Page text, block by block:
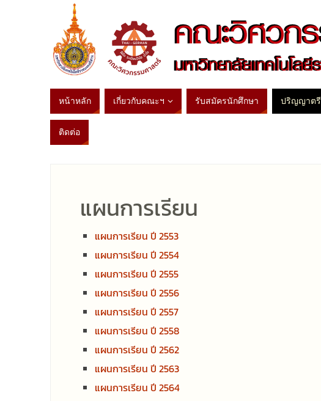
หน้าหลัก เกี่ยวกับคณะฯ รับสมัครนักศึกษา ปริญญาตรี
ติดต่อ
แผนการเรียน
แผนการเรียน ปี 2553
แผนการเรียน ปี 2554
แผนการเรียน ปี 2555
แผนการเรียน ปี 2556
แผนการเรียน ปี 2557
แผนการเรียน ปี 2558
แผนการเรียน ปี 2562
แผนการเรียน ปี 2563
แผนการเรียน ปี 2564